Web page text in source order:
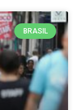
BRASIL